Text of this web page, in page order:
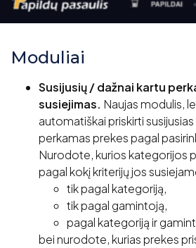
Moduliai
Susijusių / dažnai kartu
susiejimas. Naujas modulis,
automatiškai priskirti
perkamas prekes pagal
Nurodote, kurios kategorijos
pagal kokį kriterijų jos
tik pagal kategoriją,
tik pagal gamintoją,
pagal kategoriją ir
bei nurodote, kurias prekes